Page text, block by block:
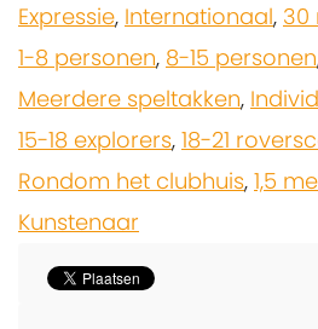
Expressie, Internationaal, 30
1-8 personen, 8-15 personen
Meerdere speltakken,
15-18 explorers, 18-21
Rondom het clubhuis, 1,5
Kunstenaar